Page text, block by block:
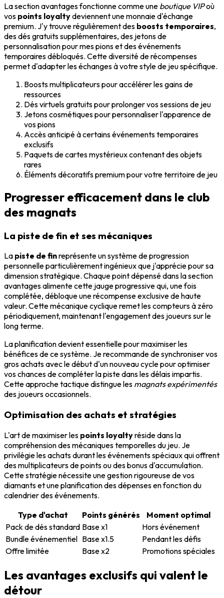
La section avantages fonctionne comme une boutique VIPoù
vos points loyaltydeviennent une monnaie d'échange
premium. J'y trouve régulièrement des boosts temporaires,
des dés gratuits supplémentaires, des jetons de
personnalisation pour mes pions et des événements
temporaires débloqués. Cette diversité de récompenses
permet d'adapter les échanges à votre style de jeu spécifique.
Boosts multiplicateurs pour accélérer les gains de
ressources
Dés virtuels gratuits pour prolonger vos sessions de jeu
Jetons cosmétiques pour personnaliser l'apparence de
vos pions
Accès anticipé à certains événements temporaires
exclusifs
Paquets de cartes mystérieux contenant des objets
rares
Éléments décoratifs premium pour votre territoire de jeu
Progresser efficacement dans le club
des magnats
La piste de fin et ses mécaniques
La piste de finreprésente un système de progression
personnelle particulièrement ingénieux que j'apprécie pour sa
dimension stratégique. Chaque point dépensé dans la section
avantages alimente cette jauge progressive qui, une fois
complétée, débloque une récompense exclusive de haute
valeur. Cette mécanique cyclique remet les compteurs à zéro
périodiquement, maintenant l'engagement des joueurs sur le
long terme.
La planification devient essentielle pour maximiser les
bénéfices de ce système. Je recommande de synchroniser vos
gros achats avec le début d'un nouveau cycle pour optimiser
vos chances de compléter la piste dans les délais impartis.
Cette approche tactique distingue les magnats expérimentés
des joueurs occasionnels.
Optimisation des achats et stratégies
L'art de maximiser les points loyaltyréside dans la
compréhension des mécaniques temporelles du jeu. Je
privilégie les achats durant les événements spéciaux qui offrent
des multiplicateurs de points ou des bonus d'accumulation.
Cette stratégie nécessite une gestion rigoureuse de vos
diamants et une planification des dépenses en fonction du
calendrier des événements.
Type d'achat
Points générés
Moment optimal
Pack de dés standard Base x1
Hors événement
Bundle événementiel Base x1.5
Pendant les défis
Offre limitée
Base x2 Promotions spéciales
Les avantages exclusifs qui valent le
détour